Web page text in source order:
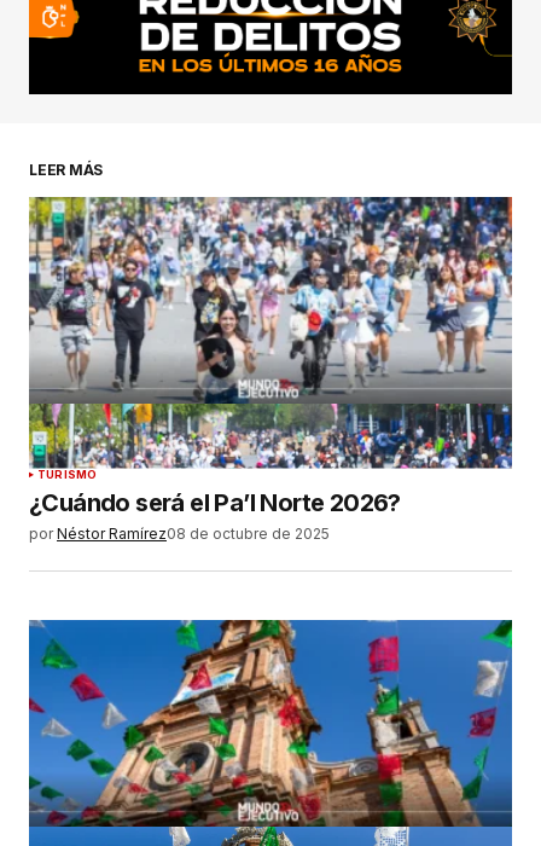
LEER MÁS
TURISMO
¿Cuándo será el Pa’l Norte 2026?
por Néstor Ramírez08 de octubre de 2025